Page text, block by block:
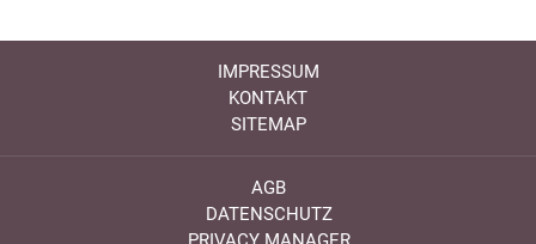
IMPRESSUM
KONTAKT
SITEMAP
AGB
DATENSCHUTZ